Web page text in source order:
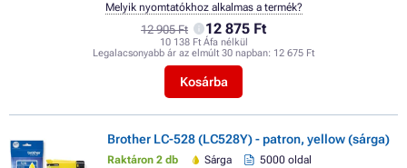
12 905 Ft 12 875 Ft
10 138 Ft Áfa nélkül
Legalacsonyabb ár az elmúlt 30 napban: 12 675 Ft
Kosárba
Melyik nyomtatókhoz alkalmas a termék?
Brother LC-528 (LC528Y) - patron, yellow (sárga)
Raktáron 2 db Sárga
5000 oldal